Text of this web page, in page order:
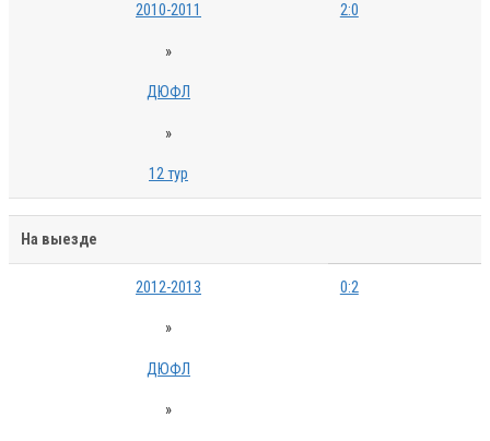
2010-2011
»
ДЮФЛ
»
12 тур
2:0
На выезде
2012-2013
»
ДЮФЛ
»
0:2